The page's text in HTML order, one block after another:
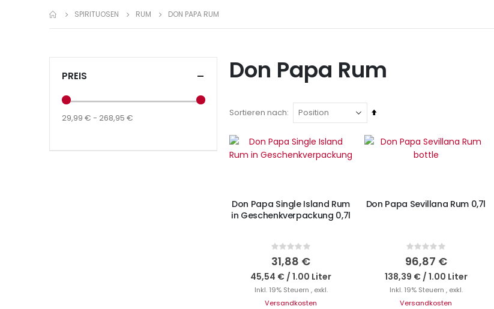
SPIRITUOSEN RUM DON PAPA RUM
Don Papa Rum
Sortieren nach
In
Reihenfolge
IN DEN WARENKORB
Don Papa Single Island Rum
in Geschenkverpackung 0,7l
Rating:
0%
31,88 €
45,54 € / 1.00 Liter
Inkl. 19% Steuern , exkl.
Versandkosten
IN DEN WARENKORB
Don Papa Sevillana Rum 0,7l
Rating:
0%
96,87 €
138,39 €/ 1.00 Liter
Inkl. 19% Steuern , exkl.
Versandkosten
PREIS
29,99 € - 268,95 €